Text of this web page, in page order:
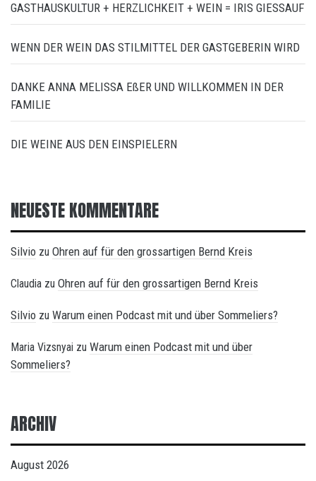
GASTHAUSKULTUR + HERZLICHKEIT + WEIN = IRIS GIESSAUF
WENN DER WEIN DAS STILMITTEL DER GASTGEBERIN WIRD
DANKE ANNA MELISSA EßER UND WILLKOMMEN IN DER
FAMILIE
DIE WEINE AUS DEN EINSPIELERN
NEUESTE KOMMENTARE
Silvio zu Ohren auf für den grossartigen Bernd Kreis
Claudia zu Ohren auf für den grossartigen Bernd Kreis
Silvio zu Warum einen Podcast mit und über Sommeliers?
Maria Vizsnyai zu Warum einen Podcast mit und über
Sommeliers?
ARCHIV
August 2026